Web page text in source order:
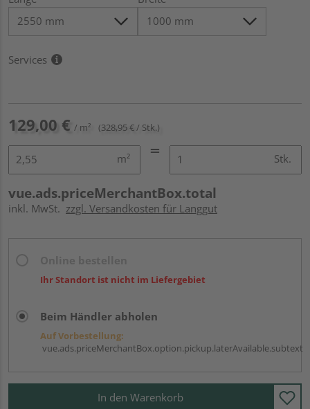
Services
129,00 € / m² (328,95 € / Stk.)
m² Stk.
vue.ads.priceMerchantBox.total
inkl. MwSt. zzgl. Versandkosten für Langgut
Ihr Standort ist nicht im Liefergebiet
Beim Händler abholen
Auf Vorbestellung:
vue.ads.priceMerchantBox.option.pickup.laterAvailable.subtext
In den Warenkorb